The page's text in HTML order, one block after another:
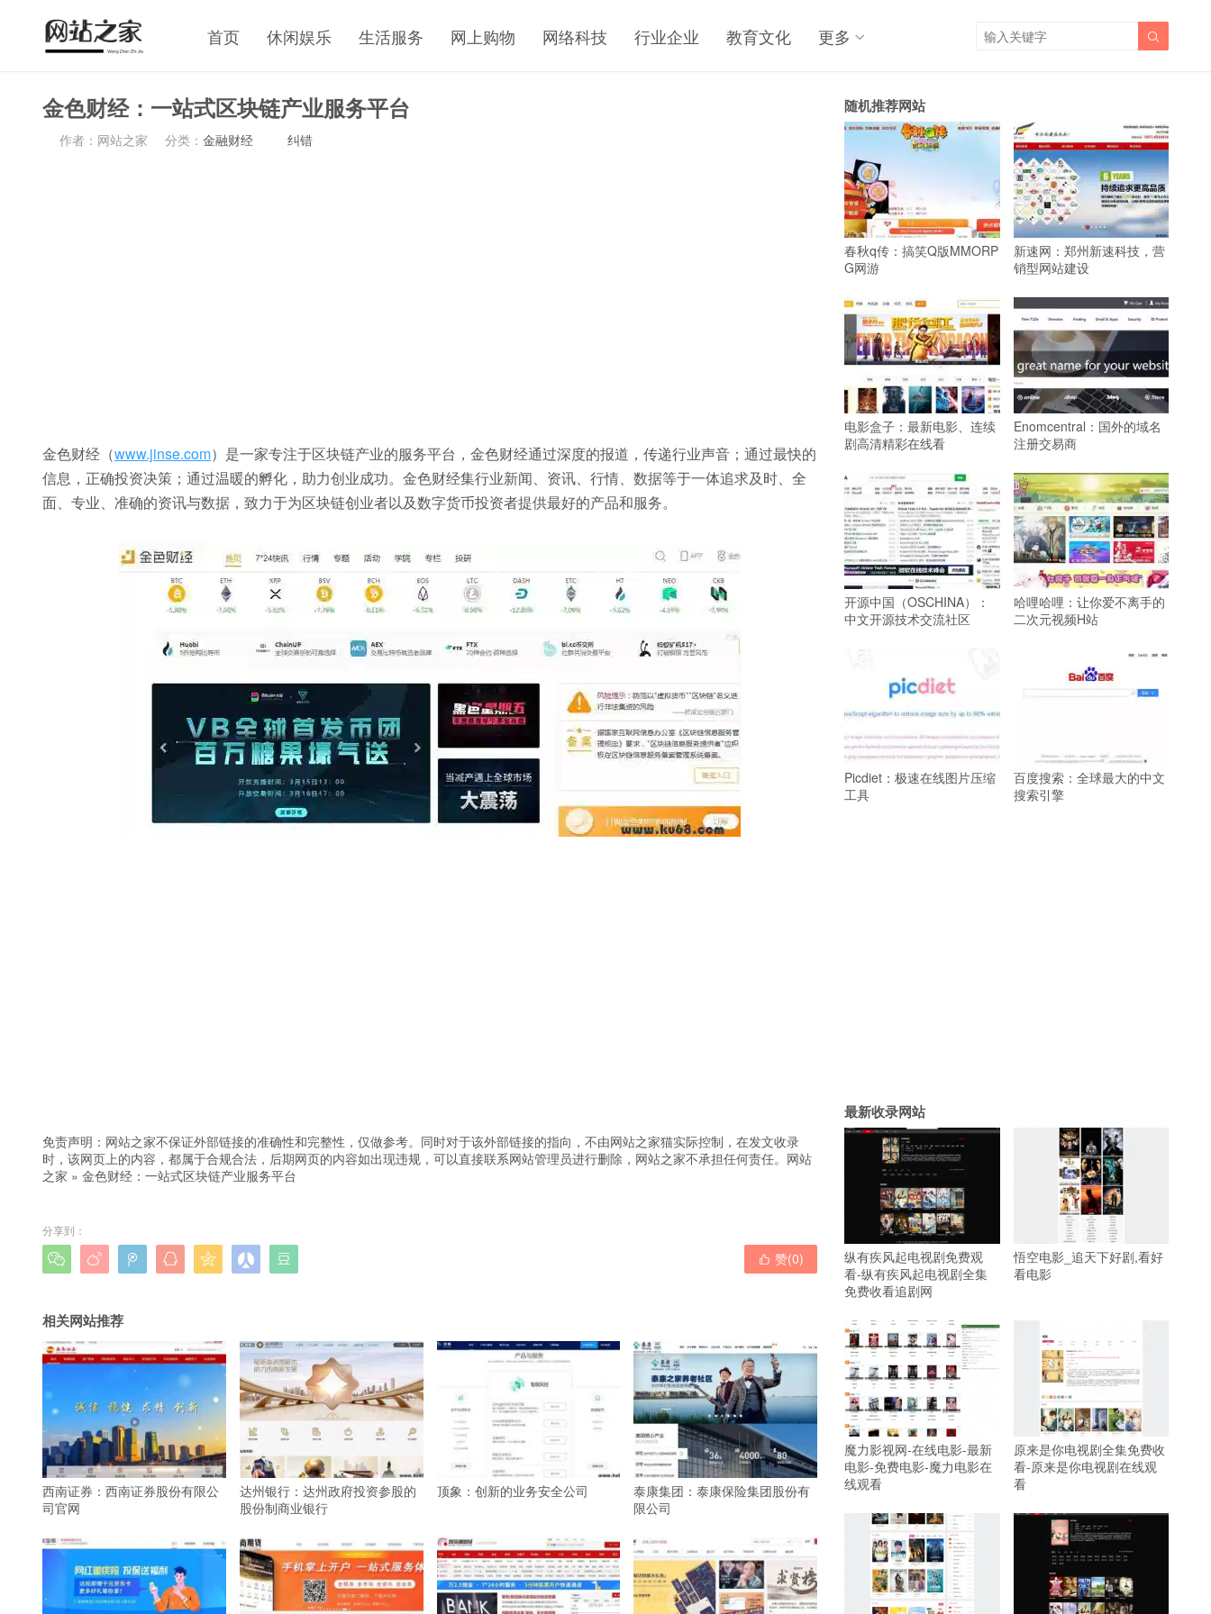
首页 休闲娱乐 生活服务 网上购物 网络科技 行业企业 教育文化 更多 
金色财经：一站式区块链产业服务平台
作者：网站之家 分类： 金融财经 纠错
金色财经（www.jinse.com）是一家专注于区块链产业的服务平台，金色财经通过深度的报道，传递行业声音；通过最快的
信息，正确投资决策；通过温暖的孵化，助力创业成功。金色财经集行业新闻、资讯、行情、数据等于一体追求及时、全
面、专业、准确的资讯与数据，致力于为区块链创业者以及数字货币投资者提供最好的产品和服务。
免责声明：网站之家不保证外部链接的准确性和完整性，仅做参考。同时对于该外部链接的指向，不由网站之家猫实际控制，在发文收录
时，该网页上的内容，都属于合规合法，后期网页的内容如出现违规，可以直接联系网站管理员进行删除，网站之家不承担任何责任。 网站
之家 » 金色财经：一站式区块链产业服务平台
分享到：
        赞(0)
相关网站推荐
西南证券：西南证券股份有限公
司官网
达州银行：达州政府投资参股的
股份制商业银行
顶象：创新的业务安全公司
泰康集团：泰康保险集团股份有
限公司
随机推荐网站
春秋q传：搞笑Q版MMORP
G网游
新速网：郑州新速科技，营
销型网站建设
电影盒子：最新电影、连续
剧高清精彩在线看
Enomcentral：国外的域名
注册交易商
开源中国（OSCHINA）：
中文开源技术交流社区
哈哩哈哩：让你爱不离手的
二次元视频H站
Picdiet：极速在线图片压缩
工具
百度搜索：全球最大的中文
搜索引擎
最新收录网站
纵有疾风起电视剧免费观
看-纵有疾风起电视剧全集
免费收看追剧网
悟空电影_追天下好剧,看好
看电影
魔力影视网-在线电影-最新
电影-免费电影-魔力电影在
线观看
原来是你电视剧全集免费收
看-原来是你电视剧在线观
看